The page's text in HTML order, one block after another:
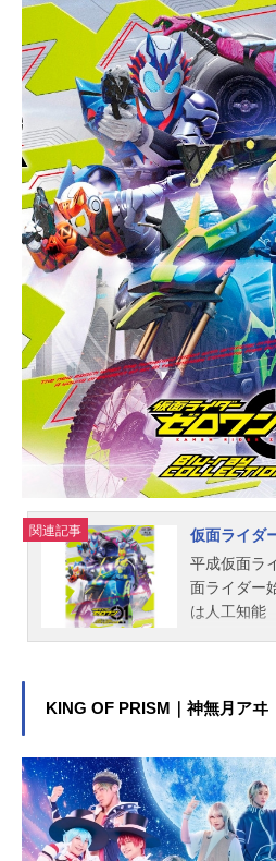
関連記事
仮面ライダ
平成仮面ラ
面ライダー
は人工知能
テロリスト
シリーズ仮
スケジュー
2020年8月
か話数全45
面ライダー
KING OF PRISM｜神無月アヰ